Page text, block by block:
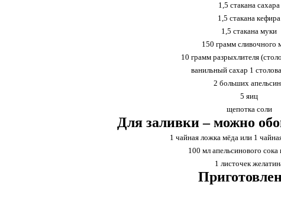
1,5 стакана сахара
1,5 стакана кефира
1,5 стакана муки
150 грамм сливочного
10 грамм разрыхлителя
ванильный сахар 1
2 больших
5 яиц
щепотка соли
Для заливки – можно
1 чайная ложка мёда или 1
100 мл апельсинового
1 листочек